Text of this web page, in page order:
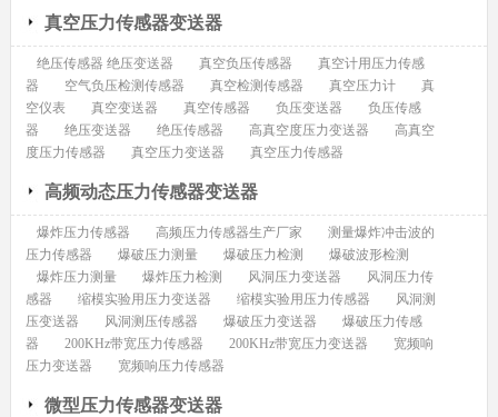
真空压力传感器变送器
绝压传感器 绝压变送器 真空负压传感器
真空计用压力传感
器
空气负压检测传感器 真空检测传感器 真空压力计
真
空仪表
真空变送器 真空传感器 负压变送器
负压传感
器
绝压变送器 绝压传感器 高真空度压力变送器
高真空
度压力传感器
真空压力变送器 真空压力传感器
高频动态压力传感器变送器
爆炸压力传感器 高频压力传感器生产厂家
测量爆炸冲击波的
压力传感器
爆破压力测量 爆破压力检测
爆破波形检测
爆炸压力测量
爆炸压力检测 风洞压力变送器
风洞压力传
感器
缩模实验用压力变送器 缩模实验用压力传感器
风洞测
压变送器
风洞测压传感器 爆破压力变送器
爆破压力传感
器
200KHz带宽压力传感器 200KHz带宽压力变送器
宽频响
压力变送器
宽频响压力传感器
微型压力传感器变送器